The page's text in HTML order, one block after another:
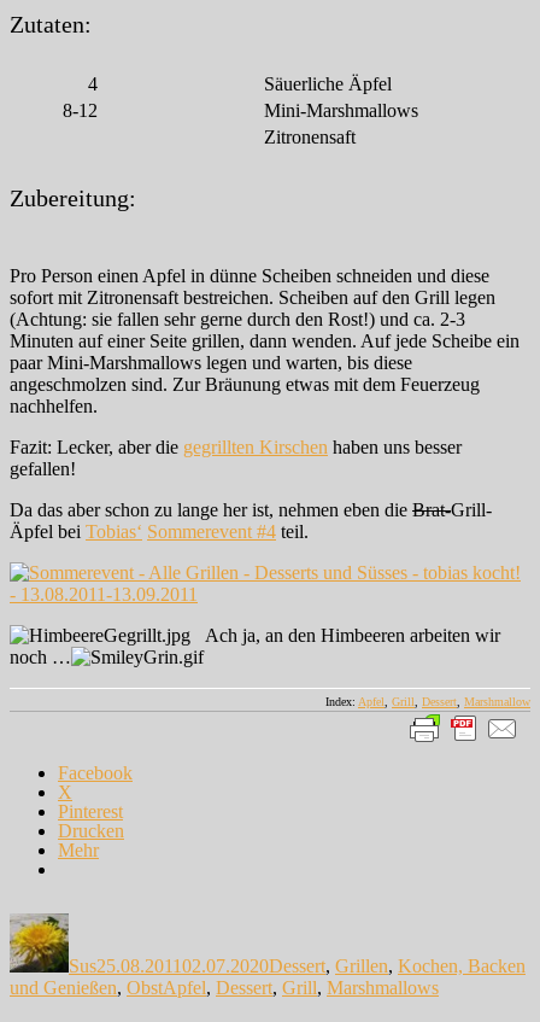
Zutaten:
4
Säuerliche Äpfel
8-12
Mini-Marshmallows
Zitronensaft
Zubereitung:
Pro Person einen Apfel in dünne Scheiben schneiden und diese
sofort mit Zitronensaft bestreichen. Scheiben auf den Grill legen
(Achtung: sie fallen sehr gerne durch den Rost!) und ca. 2-3
Minuten auf einer Seite grillen, dann wenden. Auf jede Scheibe ein
paar Mini-Marshmallows legen und warten, bis diese
angeschmolzen sind. Zur Bräunung etwas mit dem Feuerzeug
nachhelfen.
Fazit: Lecker, aber die gegrillten Kirschen haben uns besser
gefallen!
Da das aber schon zu lange her ist, nehmen eben die Brat-Grill-
Äpfel bei Tobias‘ Sommerevent #4 teil.
Ach ja, an den Himbeeren arbeiten wir
noch …
Index: Apfel, Grill, Dessert, Marshmallow
Facebook
X
Pinterest
Drucken
Mehr
Autor
Sus25.08.201102.07.2020Dessert, Grillen, Kochen, Backen
und Genießen, ObstSchlagwörter
Apfel, Dessert, Grill, Marshmallows